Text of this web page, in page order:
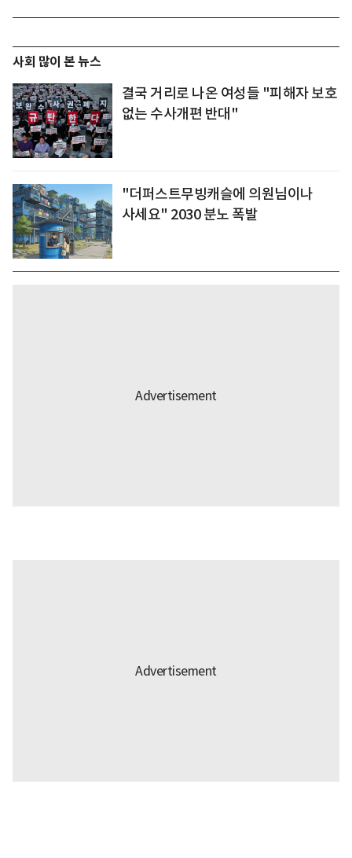
사회 많이 본 뉴스
결국 거리로 나온 여성들 "피해자 보호
없는 수사개편 반대"
"더퍼스트무빙캐슬에 의원님이나
사세요" 2030 분노 폭발